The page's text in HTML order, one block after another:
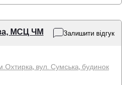
МСЦ ЧМ Залишити відгук
вул. Сумська, будинок